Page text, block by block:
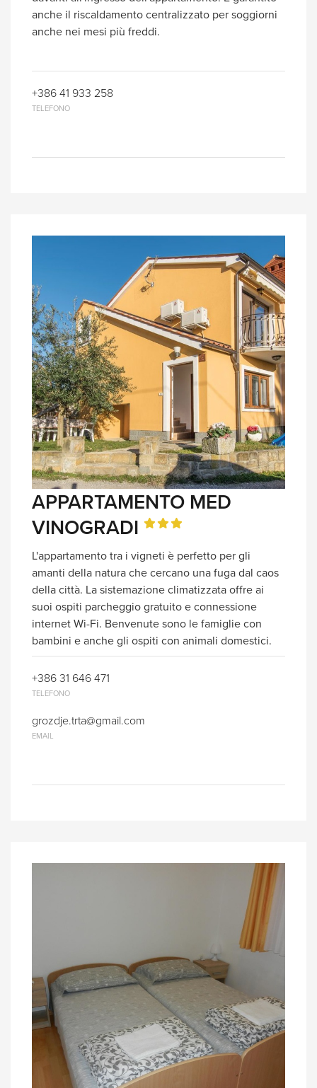
anche il riscaldamento centralizzato per soggiorni
anche nei mesi più freddi.
+386 41 933 258
TELEFONO
APPARTAMENTO MED
VINOGRADI
L'appartamento tra i vigneti è perfetto per gli
amanti della natura che cercano una fuga dal caos
della città. La sistemazione climatizzata offre ai
suoi ospiti parcheggio gratuito e connessione
internet Wi-Fi. Benvenute sono le famiglie con
bambini e anche gli ospiti con animali domestici.
+386 31 646 471
TELEFONO
grozdje.trta@gmail.com
EMAIL